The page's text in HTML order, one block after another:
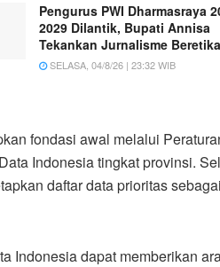
Pengurus PWI Dharmasraya
2029 Dilantik, Bupati Annisa
Tekankan Jurnalisme Beretika
SELASA, 04/8/26 | 23:32 WIB
fondasi awal melalui
Indonesia tingkat provinsi.
daftar data prioritas
Indonesia dapat memberikan